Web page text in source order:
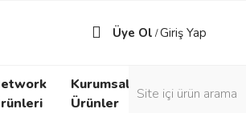
Üye Ol /Giriş Yap
Kurumsal
Ürünler